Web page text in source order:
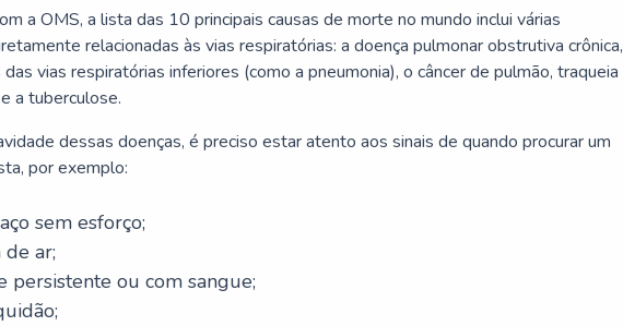
a OMS, a lista das 10 principais causas de morte no mundo inclui várias
relacionadas às vias respiratórias: a doença pulmonar obstrutiva crônica,
vias respiratórias inferiores (como a pneumonia), o câncer de pulmão, traqueia
a tuberculose.
dessas doenças, é preciso estar atento aos sinais de quando procurar um
por exemplo:
sem esforço;
de ar;
persistente ou com sangue;